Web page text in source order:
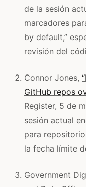
de la sesión
marcadores
by default,”
revisión del
Connor Jones,
GitHub repos
Register, 5 de
sesión actual
para
la fecha límite
Government